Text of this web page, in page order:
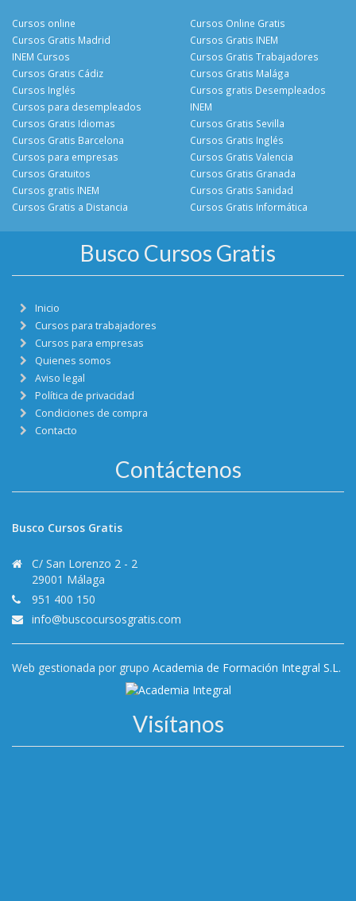
Cursos online
Cursos Gratis Madrid
INEM Cursos
Cursos Gratis Cádiz
Cursos Online Gratis
Cursos Gratis INEM
Cursos Gratis Trabajadores
Cursos Gratis Malága
Cursos Inglés
Cursos para desempleados
Cursos Gratis Idiomas
Cursos Gratis Barcelona
Cursos gratis Desempleados
INEM
Cursos Gratis Sevilla
Cursos Gratis Inglés
Cursos para empresas
Cursos Gratuitos
Cursos gratis INEM
Cursos Gratis a Distancia
Cursos Gratis Valencia
Cursos Gratis Granada
Cursos Gratis Sanidad
Cursos Gratis Informática
Busco Cursos Gratis
Inicio
Cursos para trabajadores
Cursos para empresas
Quienes somos
Aviso legal
Política de privacidad
Condiciones de compra
Contacto
Contáctenos
Busco Cursos Gratis
C/ San Lorenzo 2 - 2
29001 Málaga
951 400 150
info@buscocursosgratis.com
Web gestionada por grupo Academia de Formación Integral S.L.
Visítanos